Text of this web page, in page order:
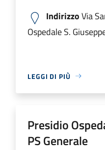
IndirizzoVia
Ospedale S.
LEGGI DI PIÙ
Presidio
PS Generale